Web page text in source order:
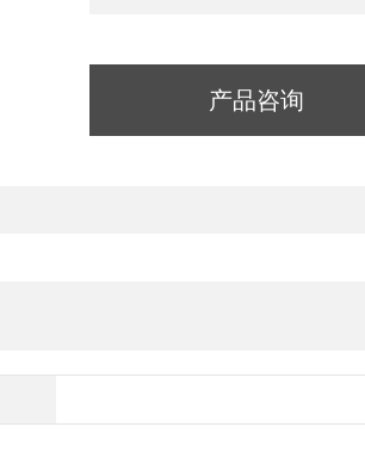
产品咨询